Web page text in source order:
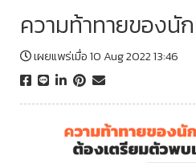
ความท้าทายของ
เผยแพร่เมื่อ 10 Aug 2022 13:46